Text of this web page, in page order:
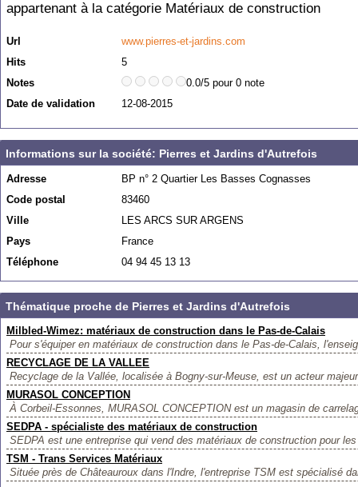
appartenant à la catégorie Matériaux de construction
Url
www.pierres-et-jardins.com
Hits
5
Notes
0.0/5 pour 0 note
Date de validation
12-08-2015
Informations sur la société: Pierres et Jardins d'Autrefois
Adresse
BP n° 2 Quartier Les Basses Cognasses
Code postal
83460
Ville
LES ARCS SUR ARGENS
Pays
France
Téléphone
04 94 45 13 13
Thématique proche de Pierres et Jardins d'Autrefois
Milbled-Wimez: matériaux de construction dans le Pas-de-Calais
Pour s'équiper en matériaux de construction dans le Pas-de-Calais,
RECYCLAGE DE LA VALLEE
Recyclage de la Vallée, localisée à Bogny-sur-Meuse, est un acteur
MURASOL CONCEPTION
À Corbeil-Essonnes, MURASOL CONCEPTION est un magasin de
SEDPA - spécialiste des matériaux de construction
SEDPA est une entreprise qui vend des matériaux de construction pour
TSM - Trans Services Matériaux
Située près de Châteauroux dans l'Indre, l'entreprise TSM est spécialisé